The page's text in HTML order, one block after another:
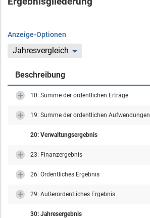
Anzeige-Optionen
Jahresvergleich
Beschreibung
10: Summe der ordentlichen Erträge
19: Summe der ordentlichen Aufwendungen
20: Verwaltungsergebnis
23: Finanzergebnis
26: Ordentliches Ergebnis
29: Außerordentliches Ergebnis
30: Jahresergebnis